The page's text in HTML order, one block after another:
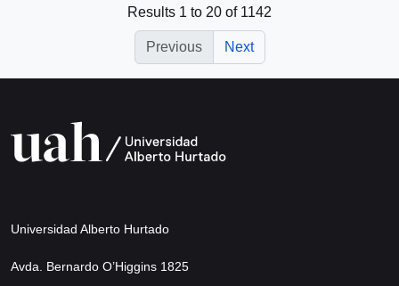
Results 1 to 20 of 1142
Previous Next
Universidad Alberto Hurtado
Avda. Bernardo O’Higgins 1825